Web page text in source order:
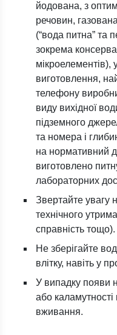
йодована, з
речовин,
(“вода питна” та
зокрема
мікроелементів),
виготовлення,
телефону
виду вихідної
підземного
та номера і
на нормативний
виготовлено
лабораторних
Звертайте увагу
технічного
справність тощо).
Не зберігайте
влітку, навіть у
У випадку появи
або каламутності
вживання.